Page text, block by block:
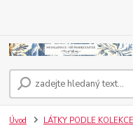
Úvod LÁTKY PODLE KOLEKCE